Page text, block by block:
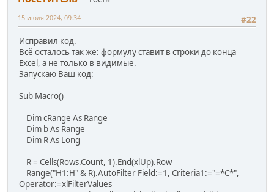
#22
15 июля 2024, 09:34
Исправил код.
Всё осталось так же: формулу ставит в строки до конца
Excel, а не только в видимые.
Запускаю Ваш код:
Sub Macro()
Dim cRange As Range
Dim b As Range
Dim R As Long
R = Cells(Rows.Count, 1).End(xlUp).Row
Range("H1:H" & R).AutoFilter Field:=1, Criteria1:="=*C*",
Operator:=xlFilterValues